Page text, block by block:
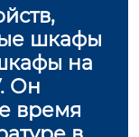
шкафы
на
Он
время